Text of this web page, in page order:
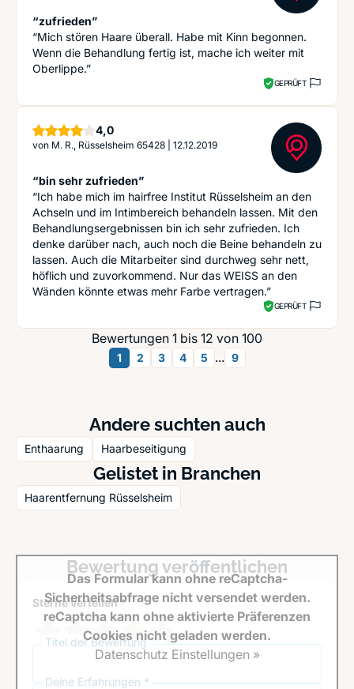
“zufrieden”
“Mich stören Haare überall. Habe mit Kinn begonnen.
Wenn die Behandlung fertig ist, mache ich weiter mit
Oberlippe.”
GEPRÜFT
4,0Sterne
von M. R., Rüsselsheim 65428 12.12.2019
“bin sehr zufrieden”
“Ich habe mich im hairfree Institut Rüsselsheim an den
Achseln und im Intimbereich behandeln lassen. Mit den
Behandlungsergebnissen bin ich sehr zufrieden. Ich
denke darüber nach, auch noch die Beine behandeln zu
lassen. Auch die Mitarbeiter sind durchweg sehr nett,
höflich und zuvorkommend. Nur das WEISS an den
Wänden könnte etwas mehr Farbe vertragen.”
GEPRÜFT
Bewertungen 1 bis 12 von 100
1 2 3 4 5 ... 9
Andere suchten auch
Enthaarung Haarbeseitigung
Gelistet in Branchen
Haarentfernung Rüsselsheim
Bewertung veröffentlichen
Sterne verteilen *
Titel der Bewertung
Deine Erfahrungen *
Das Formular kann ohne reCaptcha-
Sicherheitsabfrage nicht versendet werden.
reCaptcha kann ohne aktivierte Präferenzen
Cookies nicht geladen werden.
Datenschutz Einstellungen »